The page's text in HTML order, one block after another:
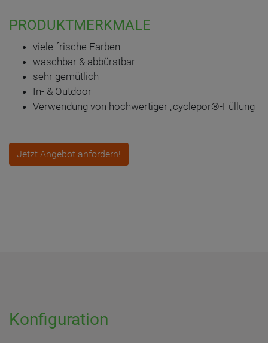
PRODUKTMERKMALE
viele frische Farben
waschbar & abbürstbar
sehr gemütlich
In- & Outdoor
Verwendung von hochwertiger „cyclepor®-Füllung
Jetzt Angebot anfordern!
Konfiguration